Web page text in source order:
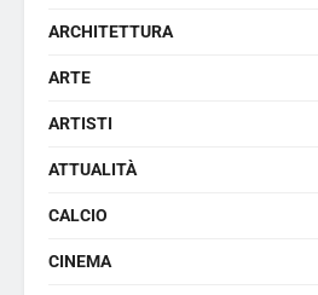
ARCHITETTURA
ARTE
ARTISTI
ATTUALITÀ
CALCIO
CINEMA